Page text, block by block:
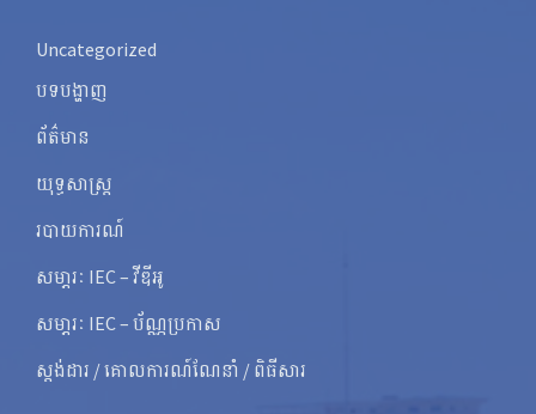
Uncategorized
បទបង្ហាញ
ព័ត៌មាន
យុទ្ធសាស្ត្រ
របាយការណ៍
សមា្ភរៈ IEC – វីឌីអូ
សមា្ភរៈ IEC – ប័ណ្ណប្រកាស
ស្តង់ដារ / គោលការណ៍ណែនាំ / ពិធីសារ